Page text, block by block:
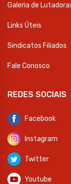
Galeria de
Links Úteis
Sindicatos Filiados
Fale Conosco
REDES SOCIAIS
Facebook
Instagram
Twitter
Youtube